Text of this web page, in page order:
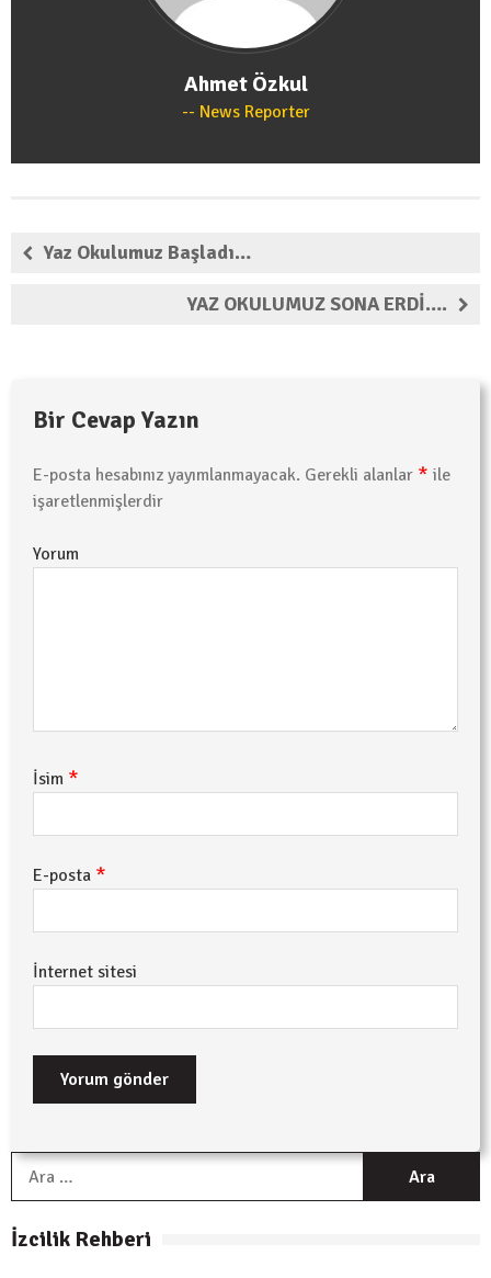
Ahmet Özkul
News Reporter
Yaz Okulumuz Başladı…
YAZ OKULUMUZ SONA ERDİ….
Bir Cevap Yazın
E-posta hesabınız yayımlanmayacak. Gerekli alanlar * ile
işaretlenmişlerdir
Yorum
İsim *
E-posta *
İnternet sitesi
İzcilik Rehberi